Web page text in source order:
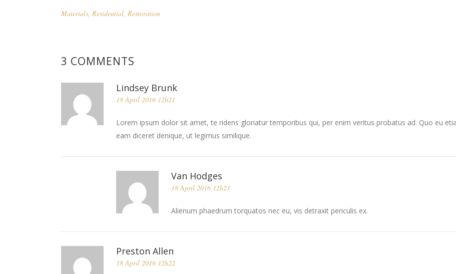
Materials Residential Restoration
3 COMMENTS
Lindsey Brunk
18 April 2016 12h21
Lorem ipsum dolor sit amet, te ridens gloriatur temporibus qui, per enim veritus probatus ad. Quo eu
eam diceret denique, ut legimus similique.
Van Hodges
18 April 2016 12h21
Alienum phaedrum torquatos nec eu, vis detraxit periculis ex.
Preston Allen
18 April 2016 12h22